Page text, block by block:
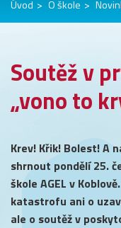
Úvod O škole
Soutěž v
„vono to
Krev! Křik! Bolest! A
shrnout pondělí 25.
škole AGEL v
katastrofu ani o
ale o soutěž v